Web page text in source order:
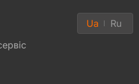
Ua Ru